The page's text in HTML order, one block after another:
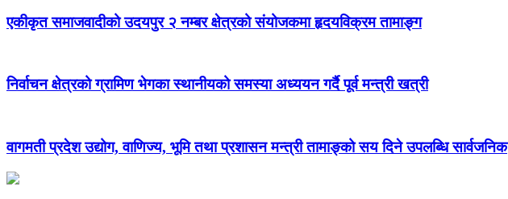
एकीकृत समाजवादीको उदयपुर २ नम्बर क्षेत्रको संयोजकमा हृदयविक्रम तामाङ्ग
निर्वाचन क्षेत्रको ग्रामिण भेगका स्थानीयको समस्या अध्ययन गर्दै पूर्व मन्त्री खत्री
वागमती प्रदेश उद्योग, वाणिज्य, भूमि तथा प्रशासन मन्त्री तामाङ्को सय दिने उपलब्धि सार्वजनिक